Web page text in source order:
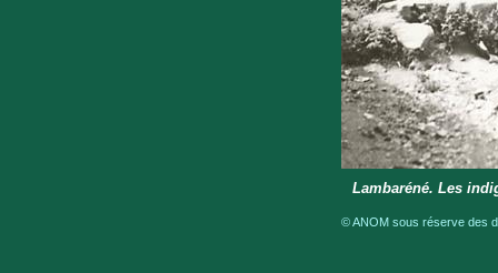
Lambaréné. Les
© ANOM sous réserve des